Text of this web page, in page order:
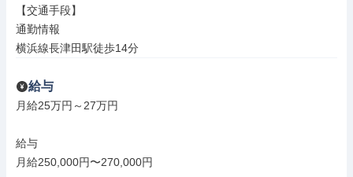
【交通手段】
通勤情報
横浜線長津田駅徒歩14分
給与
月給25万円～27万円
給与
月給250,000円〜270,000円